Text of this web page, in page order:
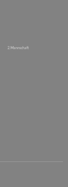
2. Mannschaft